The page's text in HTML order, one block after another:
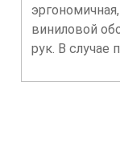
виниловой
рук. В случае